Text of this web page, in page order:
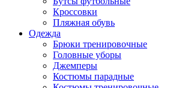
Кроссовки
Пляжная обувь
Одежда
Брюки тренировочные
Головные уборы
Джемперы
Костюмы парадные